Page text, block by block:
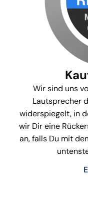
Wir sind uns
Lautsprecher
widerspiegelt, in
wir Dir eine
an, falls Du mit